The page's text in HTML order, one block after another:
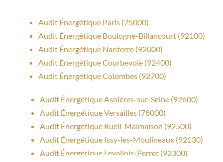
Audit Énergétique Paris (75000)
Audit Énergétique Boulogne-Billancourt (92100)
Audit Énergétique Nanterre (92000)
Audit Énergétique Courbevoie (92400)
Audit Énergétique Colombes (92700)
Audit Énergétique Asnières-sur-Seine (92600)
Audit Énergétique Versailles (78000)
Audit Énergétique Rueil-Malmaison (92500)
Audit Énergétique Issy-les-Moulineaux (92130)
Audit Énergétique Levallois-Perret (92300)